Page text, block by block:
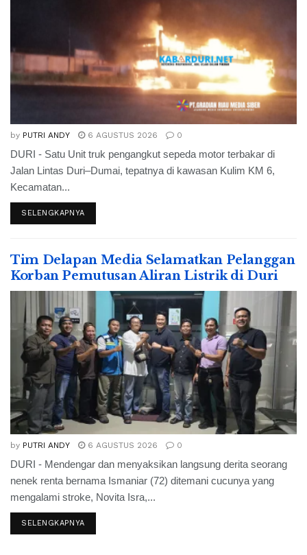
by PUTRI ANDY 6 AGUSTUS 2026 0
DURI - Satu Unit truk pengangkut sepeda motor terbakar di
Jalan Lintas Duri–Dumai, tepatnya di kawasan Kulim KM 6,
Kecamatan...
SELENGKAPNYA
Tim Delapan Media Selamatkan Pelanggan
Korban Pemutusan Aliran Listrik di Duri
by PUTRI ANDY 6 AGUSTUS 2026 0
DURI - Mendengar dan menyaksikan langsung derita seorang
nenek renta bernama Ismaniar (72) ditemani cucunya yang
mengalami stroke, Novita Isra,...
SELENGKAPNYA